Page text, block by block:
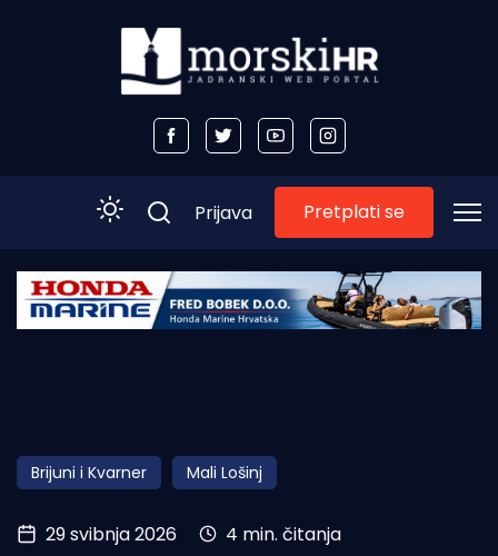
Početna
Obala
Otoci
Turizam i nautika
Prijava Pretplati se
Brijuni i Kvarner Mali Lošinj
29 svibnja 2026 4 min. čitanja